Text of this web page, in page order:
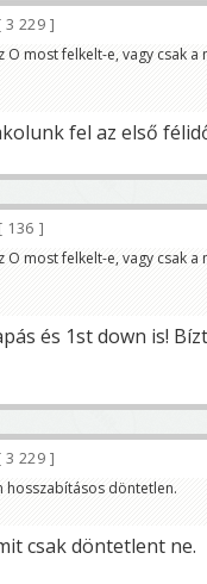
3 229
O most felkelt-e, vagy csak a
fel az első
136
O most felkelt-e, vagy csak a
és 1st down is!
3 229
hosszabításos döntetlen.
csak döntetlent ne.